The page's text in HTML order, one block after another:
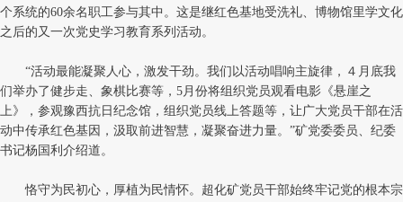
个系统的60余名职工参与其中。这是继红色基地受洗礼、博物馆里学文化
之后的又一次党史学习教育系列活动。
“活动最能凝聚人心，激发干劲。我们以活动唱响主旋律，４月底我
们举办了健步走、象棋比赛等，5月份将组织党员观看电影《悬崖之
上》，参观豫西抗日纪念馆，组织党员线上答题等，让广大党员干部在活
动中传承红色基因，汲取前进智慧，凝聚奋进力量。”矿党委委员、纪委
书记杨国利介绍道。
恪守为民初心，厚植为民情怀。超化矿党员干部始终牢记党的根本宗